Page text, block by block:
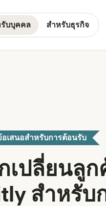
รับบุคคล สำหรับธุรกิจ
อเสนอสำหรับการต้อนรับ
เปลี่ยนลูก
สำหรับ